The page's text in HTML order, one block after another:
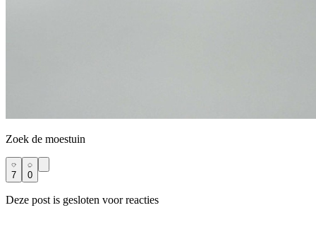
Zoek de moestuin
7 0
Deze post is gesloten voor reacties